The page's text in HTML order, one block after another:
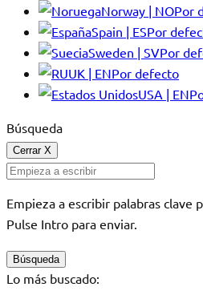
Norway | NOPor
Spain | ESPor
Sweden | SVPor
UK | ENPor defecto
USA | EN
Búsqueda
Cerrar X
Empieza a escribir palabras clave
Pulse Intro para enviar.
Búsqueda
Lo más buscado: